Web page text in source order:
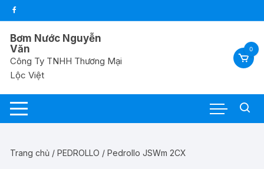
Chuyển
tới
nội
dung
Bơm Nước Nguyễn
Văn
Công Ty TNHH Thương Mại
Lộc Việt
0
Trang chủ /PEDROLLO / Pedrollo JSWm 2CX